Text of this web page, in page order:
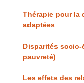
Thérapie pour la
adaptées
Disparités
pauvreté)
Les effets des